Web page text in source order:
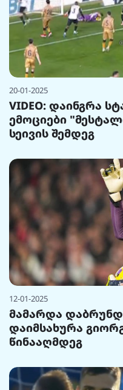
20-01-2025
VIDEO: დაინგრა
ემოციები
სეივის შემდეგ
12-01-2025
მამარდა
დაიმსახურა
წინააღმდეგ